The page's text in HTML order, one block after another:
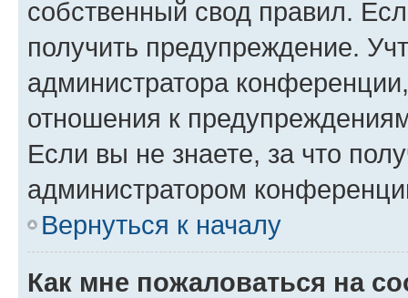
собственный свод правил.
получить предупреждение.
администратора
отношения к
Если вы не знаете, за что
администратором
Вернуться к началу
Как мне пожаловаться на